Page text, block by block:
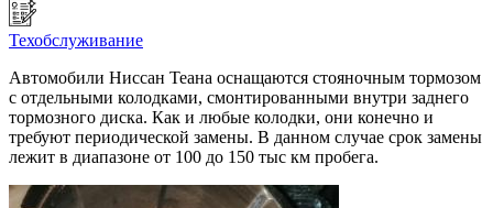
Техобслуживание
Автомобили Ниссан Теана оснащаются стояночным тормозом
с отдельными колодками, смонтированными внутри заднего
тормозного диска. Как и любые колодки, они конечно и
требуют периодической замены. В данном случае срок замены
лежит в диапазоне от 100 до 150 тыс км пробега.